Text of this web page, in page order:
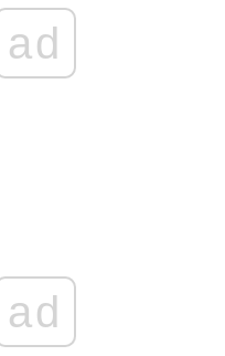
ad
ad